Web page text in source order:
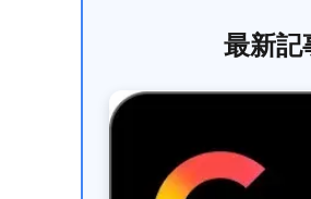
最新記